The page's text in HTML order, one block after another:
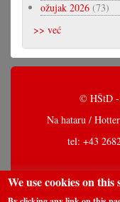
ožujak 2026 (73)
>> već
© HŠtD -
Na hataru /
tel: +43
We use cookies on